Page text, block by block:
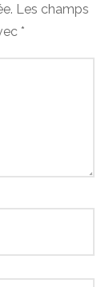
Les champs
*